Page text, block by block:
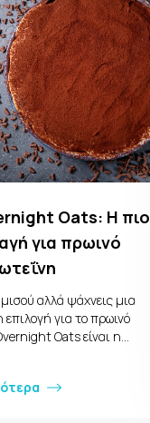
Oats: Η πιο
για πρωινό
αλλά ψάχνεις μια
για το πρωινό
Oats είναι η…